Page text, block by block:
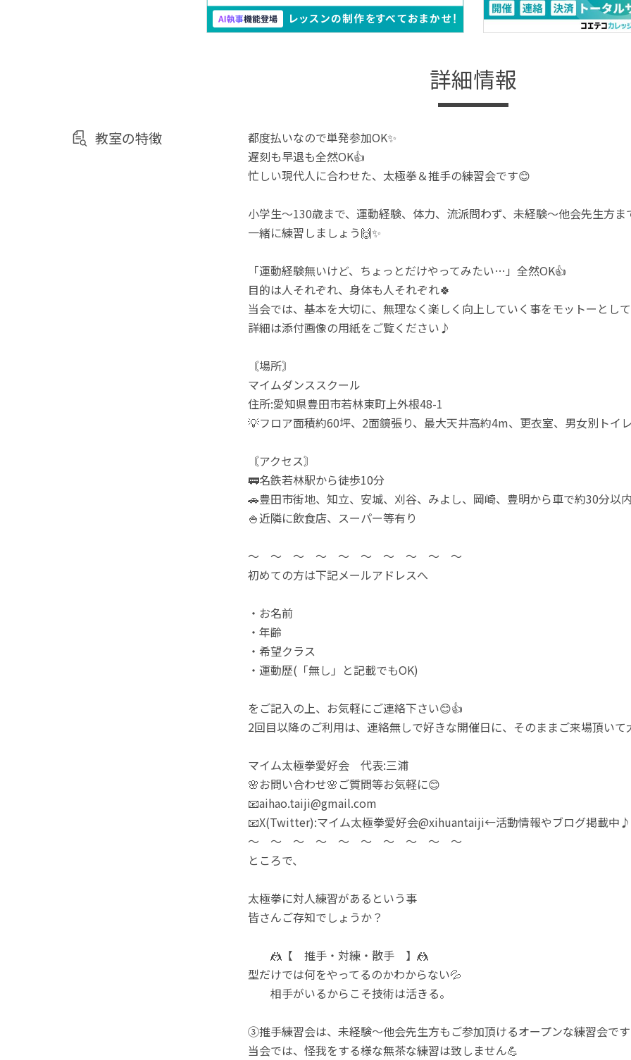
詳細情報
教室の特徴
都度払いなので単発参加OK✨
遅刻も早退も全然OK👍
忙しい現代人に合わせた、太極拳＆推手の練習会です😊
小学生〜130歳まで、運動経験、体力、流派問わず、未経験〜他会先生方ま
一緒に練習しましょう🙌✨
「運動経験無いけど、ちょっとだけやってみたい…」全然OK👍
目的は人それぞれ、身体も人それぞれ🍀
当会では、基本を大切に、無理なく楽しく向上していく事をモットーとし
詳細は添付画像の用紙をご覧ください♪
〘場所〙
マイムダンススクール
住所:愛知県豊田市若林東町上外根48-1
💡フロア面積約60坪、2面鏡張り、最大天井高約4m、更衣室、男女別トイ
〘アクセス〙
🚃名鉄若林駅から徒歩10分
🚗豊田市街地、知立、安城、刈谷、みよし、岡崎、豊明から車で約30分以内
🍚近隣に飲食店、スーパー等有り
〜 〜 〜 〜 〜 〜 〜 〜 〜 〜
初めての方は下記メールアドレスへ
・お名前
・年齢
・希望クラス
・運動歴(「無し」と記載でもOK)
をご記入の上、お気軽にご連絡下さい😊👍
2回目以降のご利用は、連絡無しで好きな開催日に、そのままご来場頂いて
マイム太極拳愛好会 代表:三浦
🌸お問い合わせ🌸ご質問等お気軽に😊
📧aihao.taiji@gmail.com
📧X(Twitter):マイム太極拳愛好会@xihuantaiji←活動情報やブログ掲載中♪
〜 〜 〜 〜 〜 〜 〜 〜 〜 〜
ところで、
太極拳に対人練習があるという事
皆さんご存知でしょうか？
🤼【 推手・対練・散手 】🤼
型だけでは何をやってるのかわからない💦
相手がいるからこそ技術は活きる。
③推手練習会は、未経験〜他会先生方もご参加頂けるオープンな練習会で
当会では、怪我をする様な無茶な練習は致しません💪